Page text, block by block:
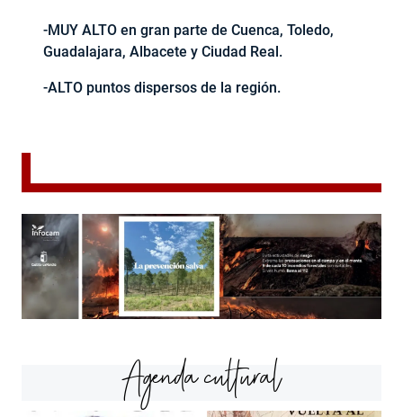
-MUY ALTO en gran parte de Cuenca, Toledo,
Guadalajara, Albacete y Ciudad Real.
-ALTO puntos dispersos de la región.
Agenda cultural